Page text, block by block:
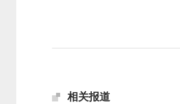
相关报道